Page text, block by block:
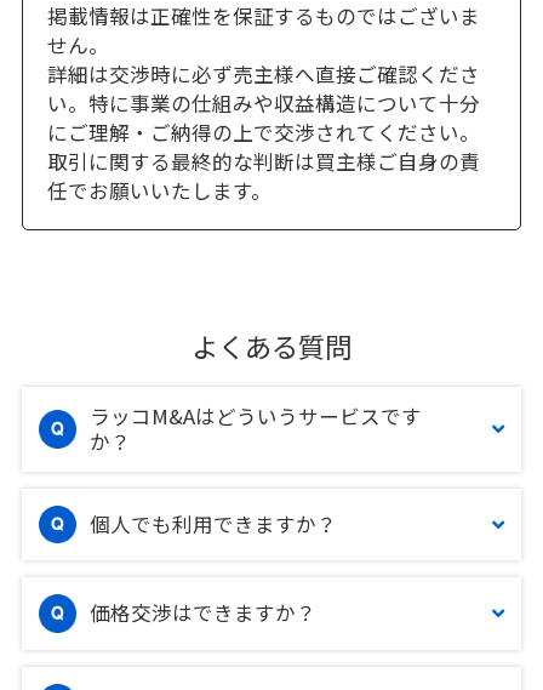
掲載情報は正確性を保証するものではございま
せん。
詳細は交渉時に必ず売主様へ直接ご確認くださ
い。特に事業の仕組みや収益構造について十分
にご理解・ご納得の上で交渉されてください。
取引に関する最終的な判断は買主様ご自身の責
任でお願いいたします。
よくある質問
ラッコM&Aはどういうサービスです
か？
個人でも利用できますか？
価格交渉はできますか？